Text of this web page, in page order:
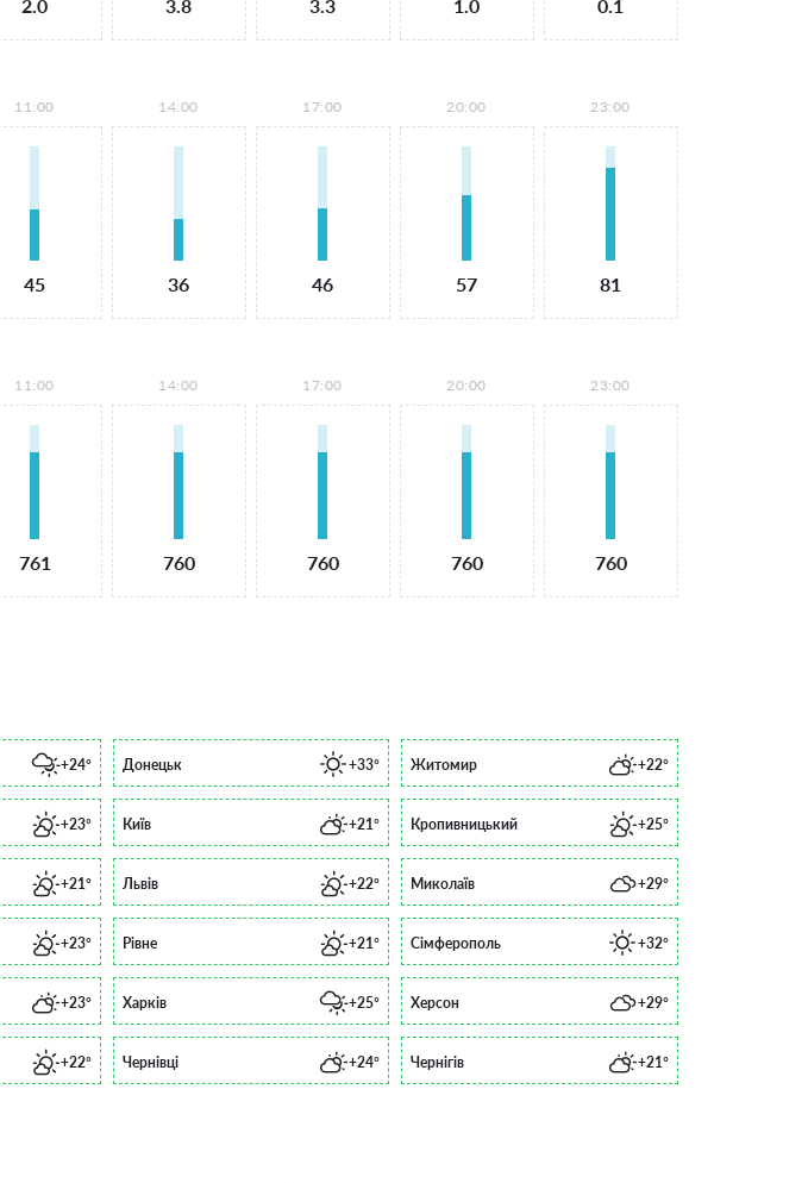
2.0 3.8 3.3 1.0 0.1
11:00
45
14:00
36
17:00
46
20:00
57
23:00
81
11:00
761
14:00
760
17:00
760
20:00
760
23:00
760
+24° Донецьк +33° Житомир +22°
+23° Київ +21° Кропивницький +25°
+21° Львів +22° Миколаїв +29°
+23° Рівне +21° Сімферополь +32°
+23° Харків +25° Херсон +29°
+22° Чернівці +24° Чернігів +21°